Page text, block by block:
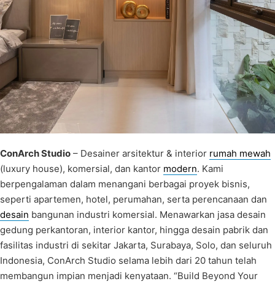
ConArch Studio – Desainer arsitektur & interior rumah mewah
(luxury house), komersial, dan kantor modern. Kami
berpengalaman dalam menangani berbagai proyek bisnis,
seperti apartemen, hotel, perumahan, serta perencanaan dan
desain bangunan industri komersial. Menawarkan jasa desain
gedung perkantoran, interior kantor, hingga desain pabrik dan
fasilitas industri di sekitar Jakarta, Surabaya, Solo, dan seluruh
Indonesia, ConArch Studio selama lebih dari 20 tahun telah
membangun impian menjadi kenyataan. “Build Beyond Your